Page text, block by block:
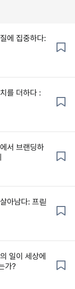
에 집중하다:
를 더하다 :
서 브랜딩하
아남다: 프릳
일이 세상에
가?